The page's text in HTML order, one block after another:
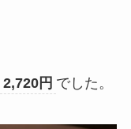
2,720円 でした。